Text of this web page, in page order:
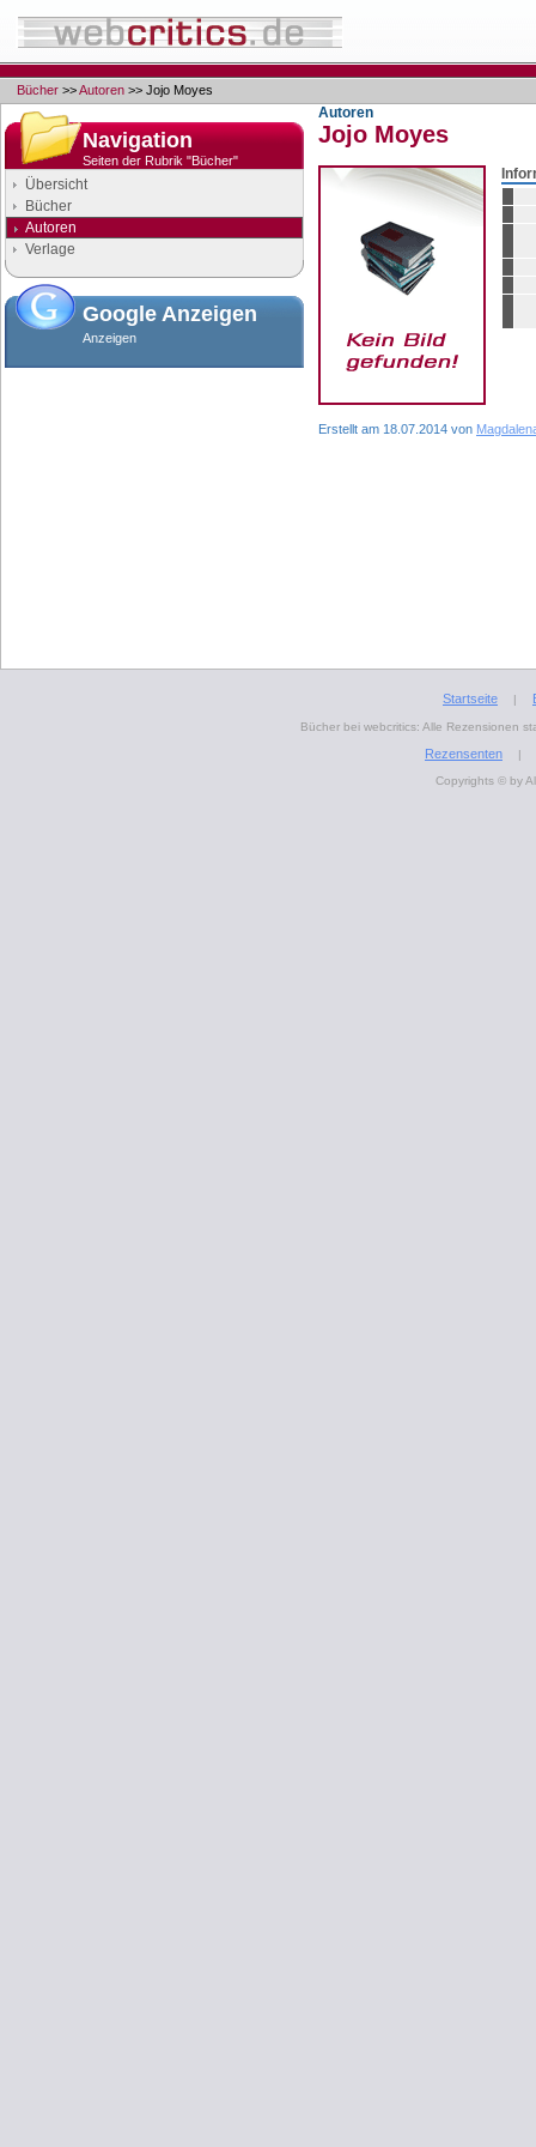
Bücher >>Autoren >> Jojo Moyes
Navigation
Seiten der Rubrik "Bücher"
Übersicht
Bücher
Autoren
Verlage
Google Anzeigen
Anzeigen
Autoren
Jojo Moyes
Erstellt am 18.07.2014 von
Startseite |
Bücher bei webcritics: Alle Rezensionen
Rezensenten
|
Copyrights © by